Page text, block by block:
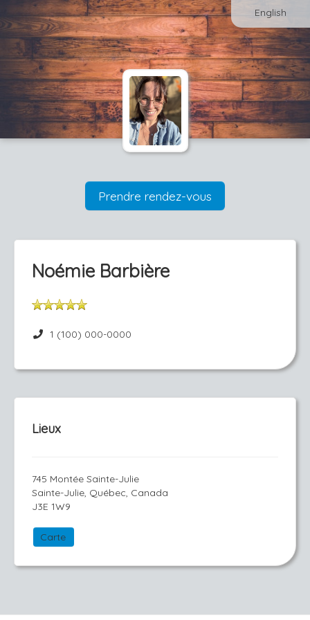
English
Prendre rendez-vous
Noémie Barbière
1 (100) 000-0000
Lieux
745 Montée Sainte-Julie
Sainte-Julie, Québec, Canada
J3E 1W9
Carte